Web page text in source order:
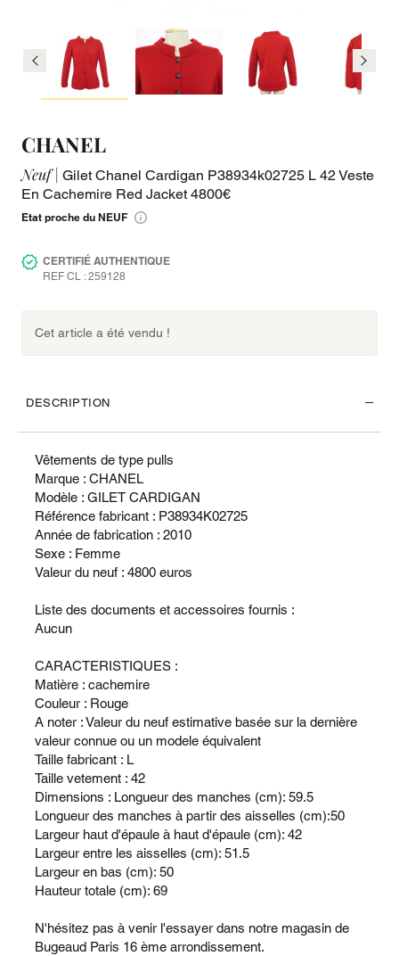
CHANEL
Neuf | Gilet Chanel Cardigan P38934k02725 L 42 Veste
En Cachemire Red Jacket 4800€
Etat proche du NEUF
CERTIFIÉ AUTHENTIQUE
REF CL : 259128
Cet article a été vendu !
DESCRIPTION
Vêtements de type pulls
Marque : CHANEL
Modèle : GILET CARDIGAN
Référence fabricant : P38934K02725
Année de fabrication : 2010
Sexe : Femme
Valeur du neuf : 4800 euros
Liste des documents et accessoires fournis :
Aucun
CARACTERISTIQUES :
Matière : cachemire
Couleur : Rouge
A noter : Valeur du neuf estimative basée sur la dernière
valeur connue ou un modele équivalent
Taille fabricant : L
Taille vetement : 42
Dimensions : Longueur des manches (cm): 59.5
Longueur des manches à partir des aisselles (cm):50
Largeur haut d'épaule à haut d'épaule (cm): 42
Largeur entre les aisselles (cm): 51.5
Largeur en bas (cm): 50
Hauteur totale (cm): 69
N'hésitez pas à venir l'essayer dans notre magasin de
Bugeaud Paris 16 ème arrondissement.